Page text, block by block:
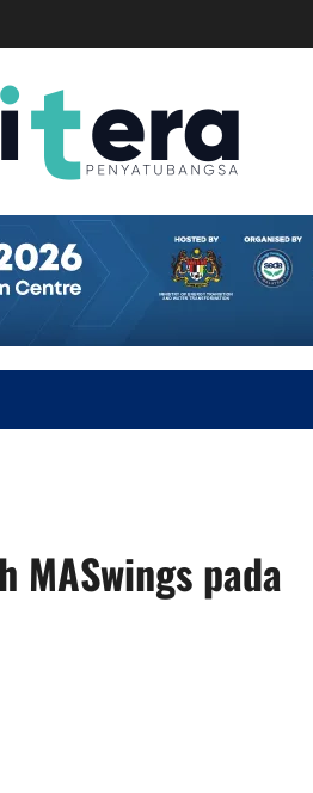
MASwings pada